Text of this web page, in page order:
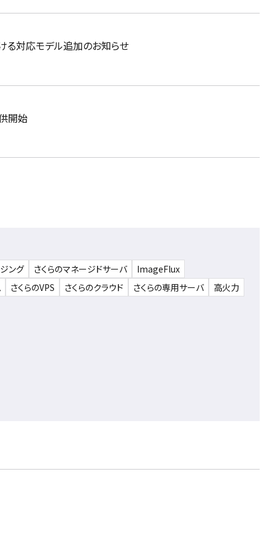
る対応モデル追加のお知らせ
開始
ング さくらのマネージドサーバ
ImageFlux
さくらのVPS さくらのクラウド さくらの専用サーバ
高火力